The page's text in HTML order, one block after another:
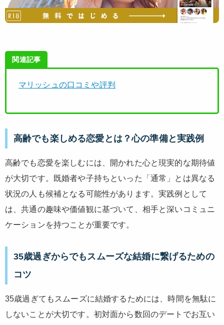
関連記事
マリッシュの口コミや評判
高齢でも楽しめる恋愛とは？心の準備と実践例
高齢でも恋愛を楽しむには、開かれた心と現実的な期待値
が大切です。既婚者や子持ちといった「通常」とは異なる
状況の人も候補となる可能性があります。実践例として
は、共通の趣味や価値観に基づいて、相手と深いコミュニ
ケーションを持つことが重要です。
35歳過ぎからでもスムーズな結婚に繋げるための
コツ
35歳過ぎてもスムーズに結婚するためには、時間を無駄に
しないことが大切です。初対面から数回のデートでお互い